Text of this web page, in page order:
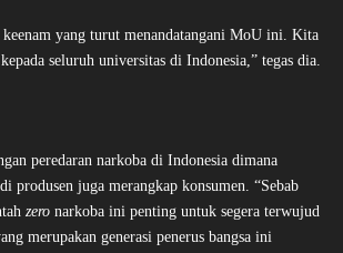
yang turut menandatangani MoU ini. Kita
seluruh universitas di Indonesia,” tegas dia.
peredaran narkoba di Indonesia dimana
produsen juga merangkap konsumen. “Sebab
zero narkoba ini penting untuk segera terwujud
merupakan generasi penerus bangsa ini